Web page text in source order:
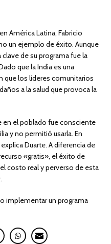
América Latina, Fabricio
un ejemplo de éxito. Aunque
de su programa fue la
que la India es una
que los líderes comunitarios
a la salud que provoca la
en el poblado fue consciente
y no permitió usarla. En
Duarte. A diferencia de
«gratis», el éxito de
costo real y perverso de esta
implementar un programa